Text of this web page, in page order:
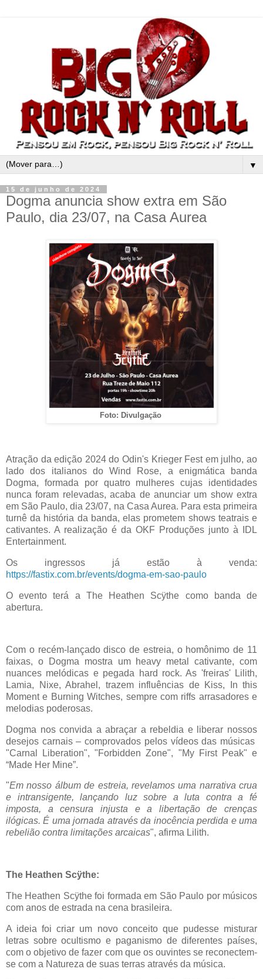
▼
15 de junho de 2024
Dogma anuncia show extra em São
Paulo, dia 23/07, na Casa Aurea
Foto: Divulgação
Atração da edição 2024 do Odin's Krieger Fest em julho, ao
lado dos italianos do Wind Rose, a enigmática banda
Dogma, formada por quatro mulheres cujas identidades
nunca foram relevadas, acaba de anunciar um show extra
em São Paulo, dia 23/07, na Casa Aurea. Para esta primeira
turnê da história da banda, elas prometem shows teatrais e
cativantes. A realização é da OKF Produções junto à IDL
Entertainment.
Os ingressos já estão à venda:
https://fastix.com.br/events/dogma-em-sao-paulo
O evento terá a The Heathen Scÿthe como banda de
abertura.
Com o recém-lançado disco de estreia, o homônimo de 11
faixas, o Dogma mostra um heavy metal cativante, com
nuances melódicas e pegada hard rock. As 'freiras' Lilith,
Lamia, Nixe, Abrahel, trazem influências de Kiss, In this
Moment e Burning Witches, sempre com riffs arrasadores e
melodias poderosas.
Dogma nos convida a abraçar a rebeldia e liberar nossos
desejos carnais – comprovados pelos vídeos das músicas
"Carnal Liberation", "Forbidden Zone", "My First Peak" e
“Made Her Mine”.
"Em nosso álbum de estreia, revelamos uma narrativa crua
e intransigente, lançando luz sobre a luta contra a fé
imposta, a censura injusta e a libertação de crenças
ilógicas. É uma jornada através da inocência perdida e uma
rebelião contra limitações arcaicas", afirma Lilith.
The Heathen Scÿthe:
The Heathen Scÿthe foi formada em São Paulo por músicos
com anos de estrada na cena brasileira.
A ideia foi criar um novo conceito que pudesse misturar
letras sobre ocultismo e paganismo de diferentes países,
com o objetivo de fazer com que os ouvintes se reconectem-
se com a Natureza de suas terras através da música.